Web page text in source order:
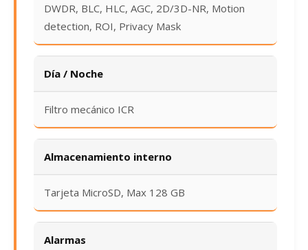
DWDR, BLC, HLC, AGC, 2D/3D-NR, Motion
detection, ROI, Privacy Mask
Día / Noche
Filtro mecánico ICR
Almacenamiento interno
Tarjeta MicroSD, Max 128 GB
Alarmas